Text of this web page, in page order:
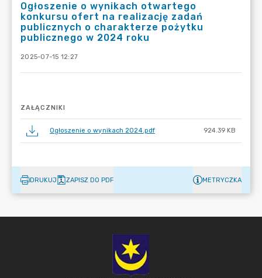
Ogłoszenie o wynikach otwartego
konkursu ofert na realizację zadań
publicznych o charakterze pożytku
publicznego w 2024 roku
2025-07-15 12:27
ZAŁĄCZNIKI
Ogłoszenie o wynikach 2024.pdf 924.39 KB
DRUKUJ ZAPISZ DO PDF METRYCZKA